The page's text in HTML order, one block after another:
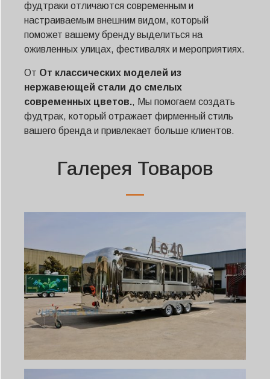
фудтраки отличаются современным и
настраиваемым внешним видом, который
поможет вашему бренду выделиться на
оживленных улицах, фестивалях и мероприятиях.
От От классических моделей из
нержавеющей стали до смелых
современных цветов., Мы помогаем создать
фудтрак, который отражает фирменный стиль
вашего бренда и привлекает больше клиентов.
Галерея Товаров